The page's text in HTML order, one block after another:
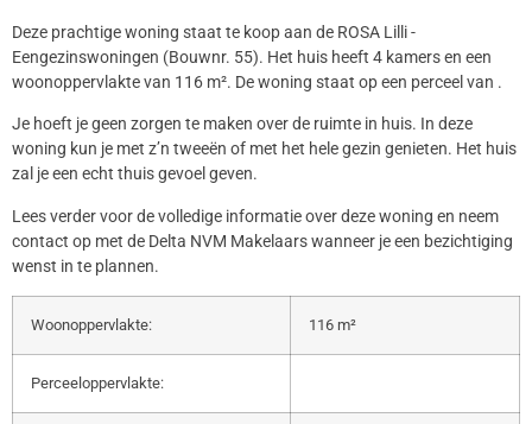
Deze prachtige woning staat te koop aan de ROSA Lilli -
Eengezinswoningen (Bouwnr. 55). Het huis heeft 4 kamers en een
woonoppervlakte van 116 m². De woning staat op een perceel van .
Je hoeft je geen zorgen te maken over de ruimte in huis. In deze
woning kun je met z’n tweeën of met het hele gezin genieten. Het huis
zal je een echt thuis gevoel geven.
Lees verder voor de volledige informatie over deze woning en neem
contact op met de Delta NVM Makelaars wanneer je een bezichtiging
wenst in te plannen.
Woonoppervlakte: 116 m²
Perceeloppervlakte: